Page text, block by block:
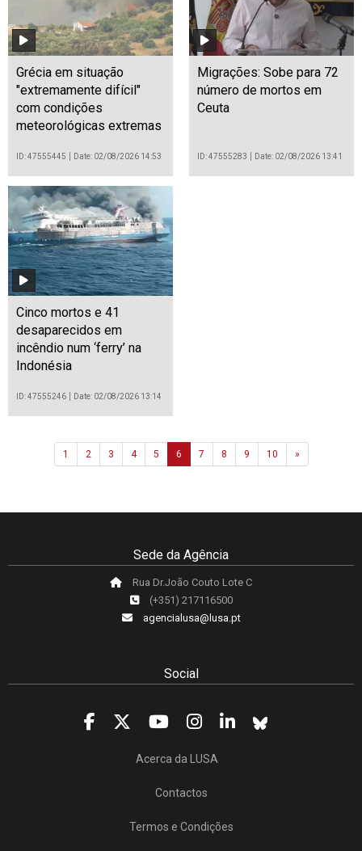
Grécia em situação
"extremamente difícil"
com condições
meteorológicas extremas
ID: 47555445 Date: 02/08/2026 14:53
Migrações: Sobe para 72
número de mortos em
Ceuta
ID: 47555283 Date: 02/08/2026 13:41
Cinco mortos e 41
desaparecidos em
incêndio num ‘ferry’ na
Indonésia
ID: 47555246 Date: 02/08/2026 13:14
1 2 3 4 5 6 7 8 9 10 »Next
Sede da Agência
Rua Dr.João Couto Lote C
(+351) 217116500
agencialusa@lusa.pt
Social
Acerca da LUSA
Contactos
Termos e Condições